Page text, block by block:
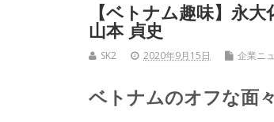
【ベトナム趣味】永
山本 貞史
SK2 2020年9月15日 企業ニ
ベトナムのオフな面